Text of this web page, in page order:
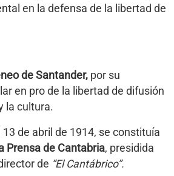
en la defensa de la libertad de
de Santander, por su
en pro de la libertad de difusión
la cultura.
13 de abril de 1914, se constituía
Prensa de Cantabria, presidida
de “El Cantábrico”.